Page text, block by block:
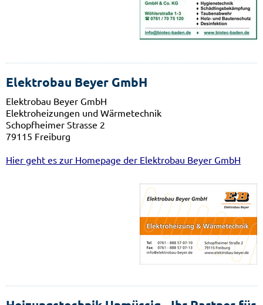
Elektrobau Beyer GmbH
Elektrobau Beyer GmbH
Elektroheizungen und Wärmetechnik
Schopfheimer Strasse 2
79115 Freiburg
Hier geht es zur Homepage der Elektrobau Beyer GmbH